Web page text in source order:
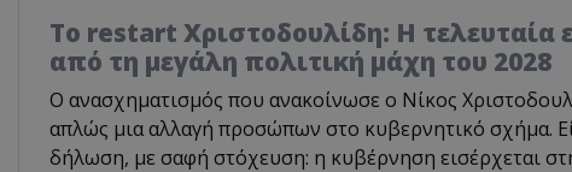
Το restart Χριστοδουλίδη: Η τελευταία
από τη μεγάλη πολιτική μάχη του 2028
Ο ανασχηματισμός που ανακοίνωσε ο Νίκος
απλώς μια αλλαγή προσώπων στο κυβερνητικό σχήμα.
δήλωση, με σαφή στόχευση: η κυβέρνηση εισέρχεται